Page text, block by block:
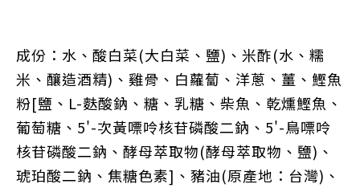
成份：水、酸白菜(大白菜、鹽)、米酢(水、糯
米、釀造酒精)、雞骨、白蘿蔔、洋蔥、薑、鰹魚
粉[鹽、L-麩酸鈉、糖、乳糖、柴魚、乾燻鰹魚、
葡萄糖、5'-次黃嘌呤核苷磷酸二鈉、5'-鳥嘌呤
核苷磷酸二鈉、酵母萃取物(酵母萃取物、鹽)、
琥珀酸二鈉、焦糖色素]、豬油(原產地：台灣)、